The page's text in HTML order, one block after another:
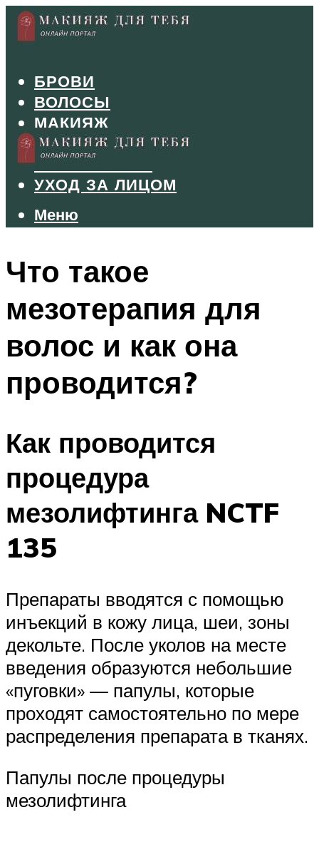
БРОВИ
ВОЛОСЫ
МАКИЯЖ
МАНИКЮР
ТУШЬ И ТЕНИ
УХОД ЗА ЛИЦОМ
Меню
Меню
Что такое
мезотерапия для
волос и как она
проводится?
Как проводится
процедура
мезолифтинга NCTF
135
Препараты вводятся с помощью
инъекций в кожу лица, шеи, зоны
декольте. После уколов на месте
введения образуются небольшие
«пуговки» — папулы, которые
проходят самостоятельно по мере
распределения препарата в тканях.
Папулы после процедуры
мезолифтинга